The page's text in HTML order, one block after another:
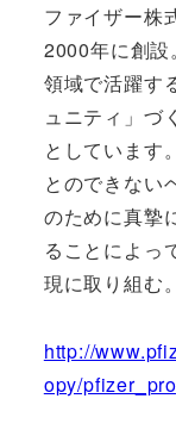
ファイザー株
2000年に創設
領域で活躍す
ュニティ」づ
としています
とのできない
のために真摯
ることによっ
現に取り組む。
http://
opy/